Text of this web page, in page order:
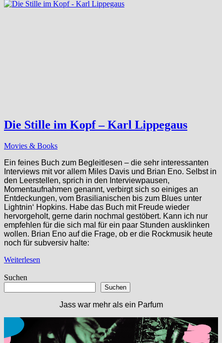
Die Stille im Kopf – Karl Lippegaus
Movies & Books
Ein feines Buch zum Begleitlesen – die sehr interessanten
Interviews mit vor allem Miles Davis und Brian Eno. Selbst in
den Leerstellen, sprich in den Interviewpausen,
Momentaufnahmen genannt, verbirgt sich so einiges an
Entdeckungen, vom Brasilianischen bis zum Blues unter
Lightnin‘ Hopkins. Habe das Buch mit Freude wieder
hervorgeholt, gerne darin nochmal gestöbert. Kann ich nur
empfehlen für die sich mal für ein paar Stunden ausklinken
wollen. Brian Eno auf die Frage, ob er die Rockmusik heute
noch für subversiv halte:
Weiterlesen
Suchen
Suchen
Jass war mehr als ein Parfum